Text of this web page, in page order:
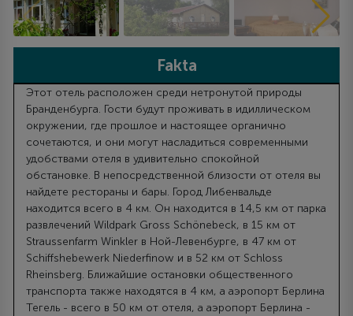
Fakta
Этот отель расположен среди нетронутой природы
Бранденбурга. Гости будут проживать в идиллическом
окружении, где прошлое и настоящее органично
сочетаются, и они могут насладиться современными
удобствами отеля в удивительно спокойной
обстановке. В непосредственной близости от отеля вы
найдете рестораны и бары. Город Либенвальде
находится всего в 4 км. Он находится в 14,5 км от парка
развлечений Wildpark Gross Schönebeck, в 15 км от
Straussenfarm Winkler в Ной-Левенбурге, в 47 км от
Schiffshebewerk Niederfinow и в 52 км от Schloss
Rheinsberg. Ближайшие остановки общественного
транспорта также находятся в 4 км, а аэропорт Берлина
Тегель - всего в 50 км от отеля, а аэропорт Берлина -